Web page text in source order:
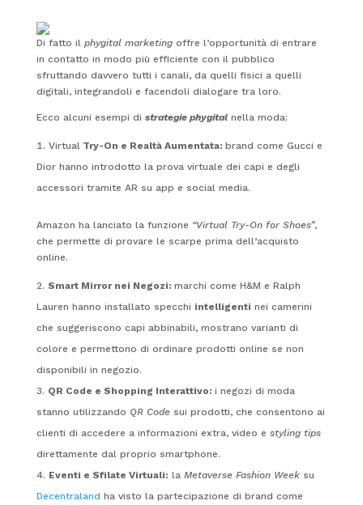
Di fatto il phygital marketingoffre l’opportunità di entrare
in contatto in modo più efficiente con il pubblico
sfruttando davvero tutti i canali, da quelli fisici a quelli
digitali, integrandoli e facendoli dialogare tra loro.
Ecco alcuni esempi di strategie phygitalnella moda:
VirtualTry-On e Realtà Aumentata: brand come Gucci e
Dior hanno introdotto la prova virtuale dei capi e degli
accessori tramite AR su app e social media.
Amazon ha lanciato la funzione “Virtual Try-On for Shoes”,
che permette di provare le scarpe prima dell’acquisto
online.
Smart Mirror nei Negozi: marchi come H&M e Ralph
Lauren hanno installato specchi intelligenti nei camerini
che suggeriscono capi abbinabili, mostrano varianti di
colore e permettono di ordinare prodotti online se non
disponibili in negozio.
QR Code e Shopping Interattivo: i negozi di moda
stanno utilizzando QR Codesui prodotti, che consentono ai
clienti di accedere a informazioni extra, video e styling tips
direttamente dal proprio smartphone.
Eventi e Sfilate Virtuali: la Metaverse Fashion Weeksu
Decentraland ha visto la partecipazione di brand come